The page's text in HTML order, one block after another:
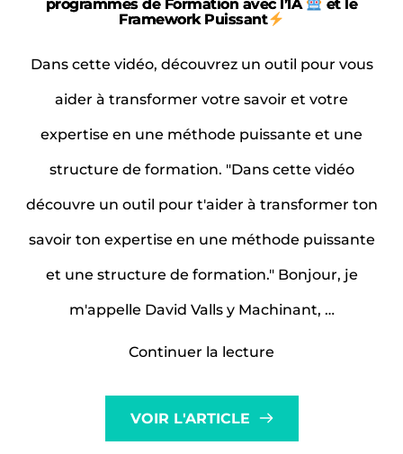
programmes de Formation avec l’IA
et le
Framework Puissant
Dans cette vidéo, découvrez un outil pour vous
aider à transformer votre savoir et votre
expertise en une méthode puissante et une
structure de formation. "Dans cette vidéo
découvre un outil pour t'aider à transformer ton
savoir ton expertise en une méthode puissante
et une structure de formation." Bonjour, je
m'appelle David Valls y Machinant, …
Continuer la lecture
tes
en
VOIR L'ARTICLE